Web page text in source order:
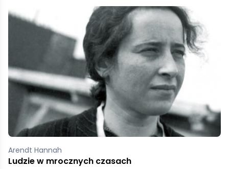
Arendt Hannah
Ludzie w mrocznych czasach